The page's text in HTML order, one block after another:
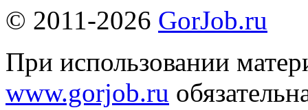
© 2011-2026 GorJob.ru
При использовании
www.gorjob.ru